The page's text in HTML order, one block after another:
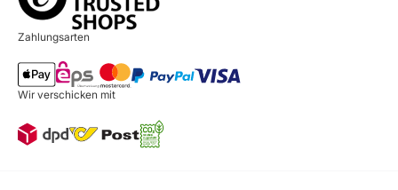
Zahlungsarten
Wir verschicken mit